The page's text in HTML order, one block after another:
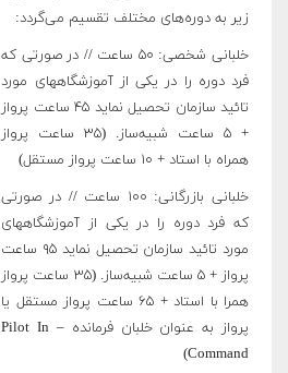
زیر به دوره‌های مختلف تقسیم می‌گردد:
خلبانی شخصی: ۵۰ ساعت // در صورتی که
فرد دوره را در یکی از آموزشگاههای مورد
تائید سازمان تحصیل نماید ۴۵ ساعت پرواز
+ ۵ ساعت شبیه‌ساز. (۳۵ ساعت پرواز
همراه با استاد + ۱۰ ساعت پرواز مستقل)
خلبانی بازرگانی: ۱۰۰ ساعت // در صورتی
که فرد دوره را در یکی از آموزشگاههای
مورد تائید سازمان تحصیل نماید ۹۵ ساعت
پرواز + ۵ ساعت شبیه‌ساز. (۳۵ ساعت پرواز
همرا با استاد + ۶۵ ساعت پرواز مستقل یا
پرواز به عنوان خلبان فرمانده – Pilot In
Command)